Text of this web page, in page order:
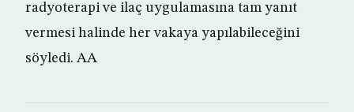
radyoterapi ve ilaç uygulamasına tam yanıt
vermesi halinde her vakaya yapılabileceğini
söyledi. AA